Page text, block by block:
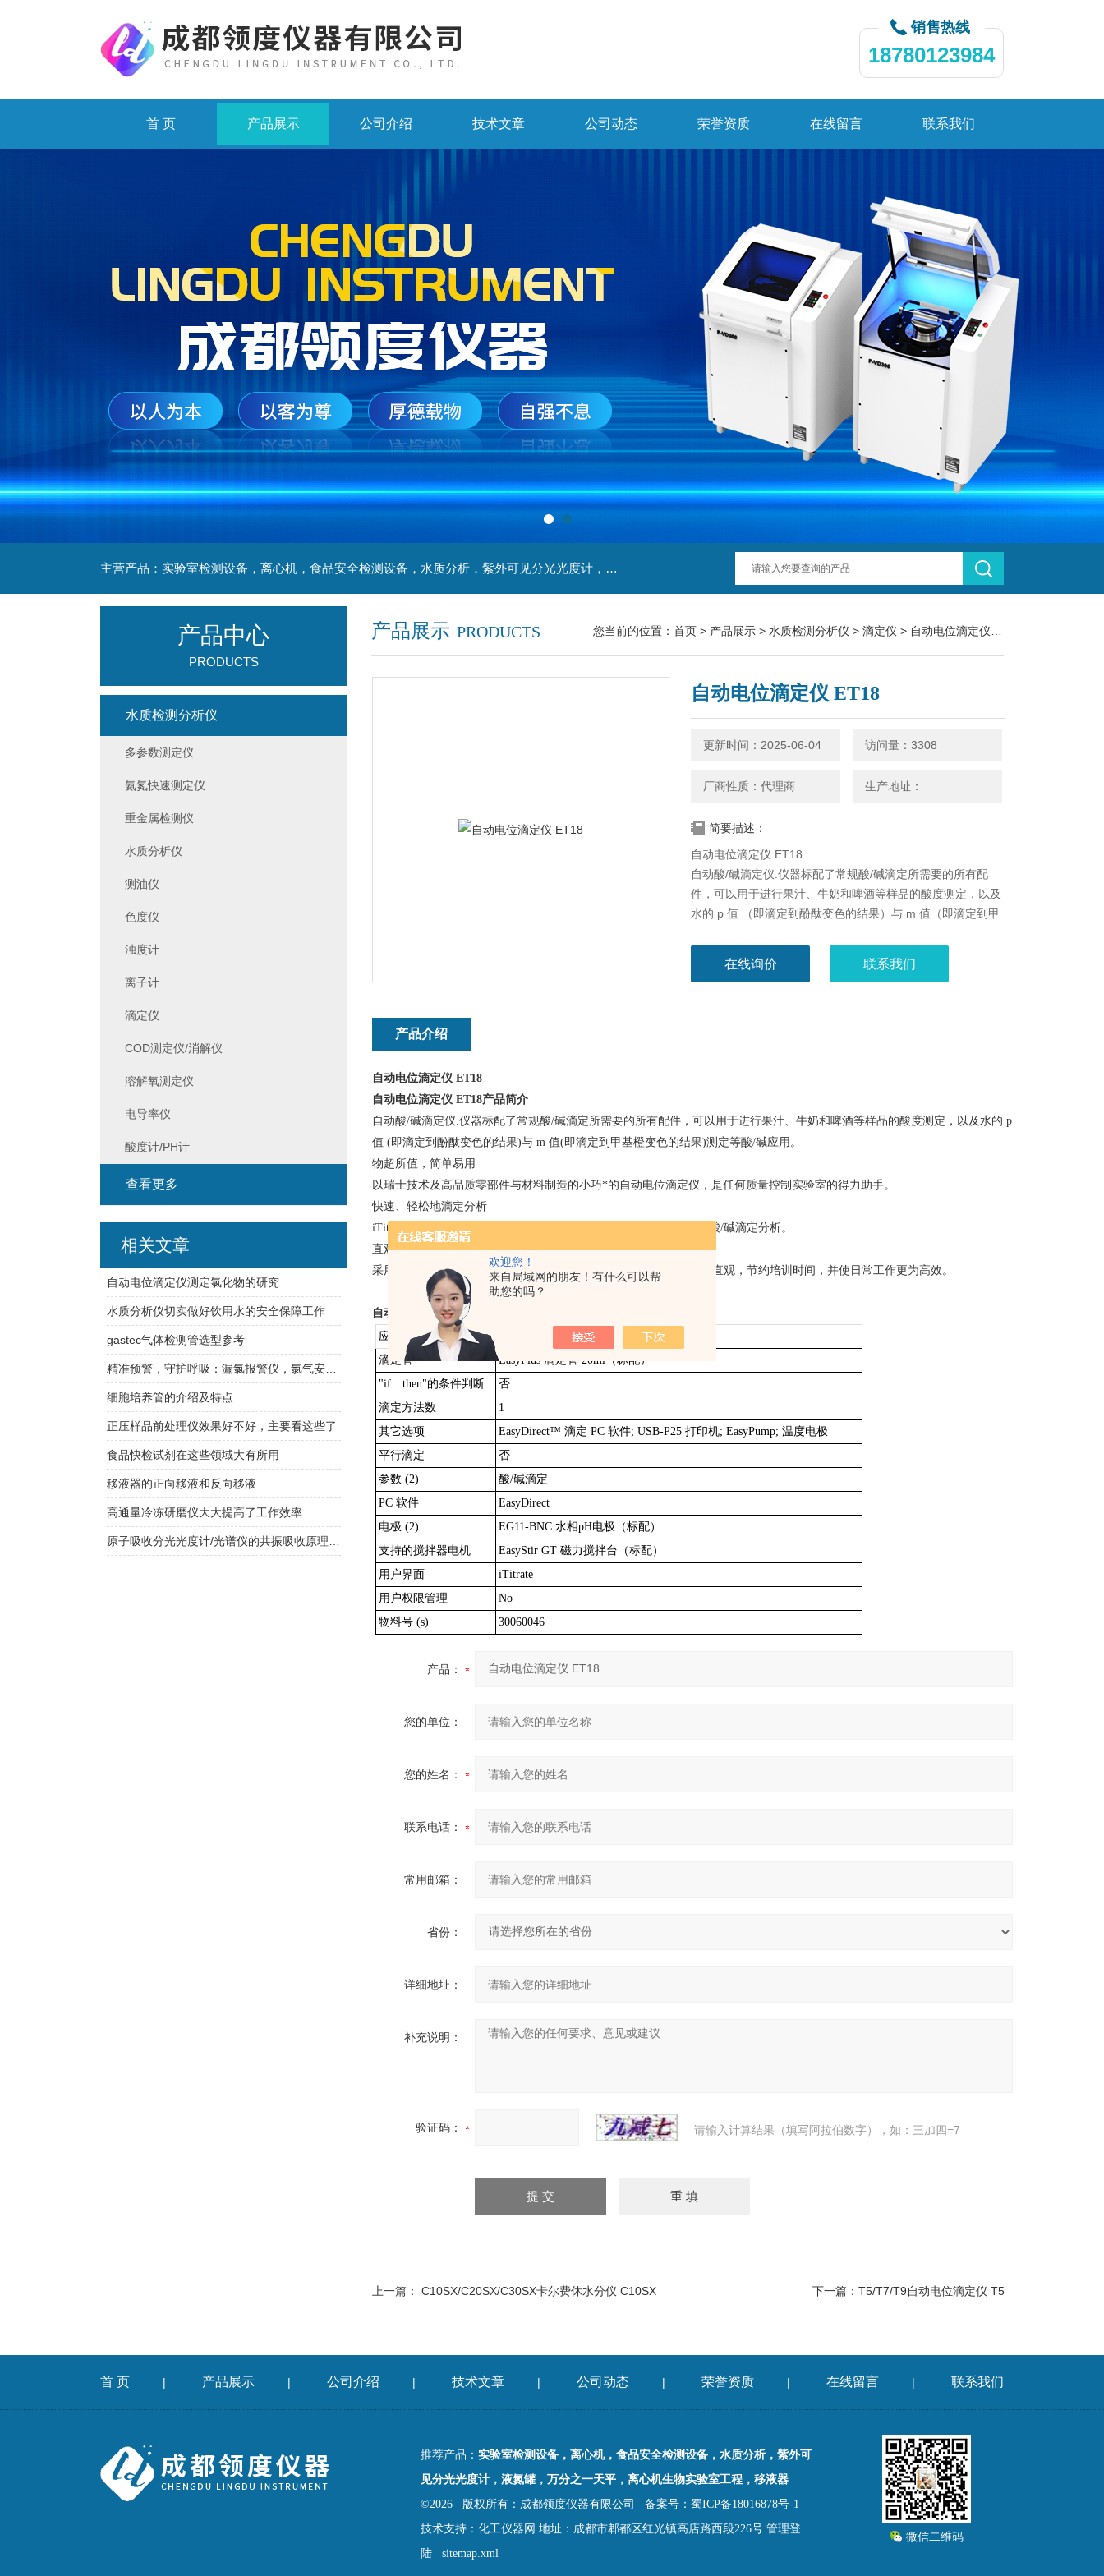
欢迎您！
来自局域网的朋友！有什么可以帮
助您的吗？
销售热线
18780123984
首 页 产品展示 公司介绍 技术文章 公司动态 荣誉资质 在线留言 联系我们
主营产品：实验室检测设备，离心机，食品安全检测设备，水质分析，紫外可见分光光度计，液氮罐，万分之一天平，离心机生物实验室工程，移液器
产品展示 PRODUCTS 您当前的位置： 首页 > 产品展示 > 水质检测分析仪 > 滴定仪 > 自动电位滴定仪 ET18
自动电位滴定仪 ET18
更新时间：2025-06-04 访问量：3308
厂商性质：代理商 生产地址：
简要描述：
自动电位滴定仪 ET18
自动酸/碱滴定仪.仪器标配了常规酸/碱滴定所需要的所有配
件，可以用于进行果汁、牛奶和啤酒等样品的酸度测定，以及
水的 p 值 （即滴定到酚酞变色的结果）与 m 值（即滴定到甲
以瑞士技术及高品质零部件与材料制造的小巧*的自动电位滴
在线询价 联系我们
产品介绍
自动电位滴定仪 ET18
自动电位滴定仪 ET18产品简介
自动酸/碱滴定仪.仪器标配了常规酸/碱滴定所需要的所有配件，可以用于进行果汁、牛奶和啤酒等样品的酸度测定，以及水的 p
值 (即滴定到酚酞变色的结果)与 m 值(即滴定到甲基橙变色的结果)测定等酸/碱应用。
物超所值，简单易用
以瑞士技术及高品质零部件与材料制造的小巧*的自动电位滴定仪，是任何质量控制实验室的得力助手。
快速、轻松地滴定分析
iTitrate™ 内置智能应用，仅需在仪器上设置少量参数即可轻松进行酸/碱滴定分析。
直观的iTitrate™ 用户界面
采用
App 理念设计的内置15 种操作语言的用户界面，确保操作简单直观，节约培训时间，并使日常工作更为高效。
自动电位滴定仪ET18
应用类型
滴定管
EasyPlus 滴定管 20ml（标配）
"if…then"的条件判断
否
滴定方法数
1
其它选项
EasyDirect™ 滴定 PC 软件; USB-P25 打印机; EasyPump; 温度电极
平行滴定
否
参数 (2)
酸/碱滴定
PC 软件
EasyDirect
电极 (2)
EG11-BNC 水相pH电极（标配）
支持的搅拌器电机
EasyStir GT 磁力搅拌台（标配）
用户界面
iTitrate
用户权限管理
No
物料号 (s)
30060046
产品：
您的单位：
您的姓名：
联系电话：
常用邮箱：
省份：
详细地址：
补充说明：
验证码： 请输入计算结果（填写阿拉伯数字），如：三加四=7
上一篇： C10SX/C20SX/C30SX卡尔费休水分仪 C10SX 下一篇： T5/T7/T9自动电位滴定仪 T5
产品中心
PRODUCTS
水质检测分析仪
多参数测定仪
氨氮快速测定仪
重金属检测仪
水质分析仪
测油仪
色度仪
浊度计
离子计
滴定仪
COD测定仪/消解仪
溶解氧测定仪
电导率仪
酸度计/PH计
查看更多
相关文章
自动电位滴定仪测定氯化物的研究
水质分析仪切实做好饮用水的安全保障工作
gastec气体检测管选型参考
精准预警，守护呼吸：漏氯报警仪，氯气安全防护的第一道防线
细胞培养管的介绍及特点
正压样品前处理仪效果好不好，主要看这些了
食品快检试剂在这些领域大有所用
移液器的正向移液和反向移液
高通量冷冻研磨仪大大提高了工作效率
首 页 | 产品展示 | 公司介绍 | 技术文章 | 公司动态 | 荣誉资质 | 在线留言 | 联系我们
推荐产品： 实验室检测设备，离心机，食品安全检测设备，水质分析，紫外可
见分光光度计，液氮罐，万分之一天平，离心机生物实验室工程，移液器
©2026 版权所有：成都领度仪器有限公司 备案号：蜀ICP备18016878号-1
技术支持： 化工仪器网 地址：成都市郫都区红光镇高店路西段226号 管理登
陆
sitemap.xml
微信二维码